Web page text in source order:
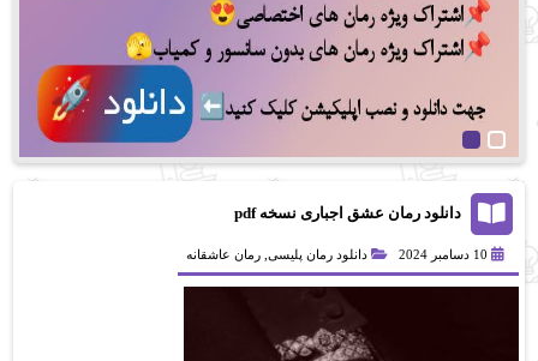
دانلود رمان عشق اجباری نسخه pdf
10 دسامبر 2024 دانلود رمان پلیسی, رمان عاشقانه